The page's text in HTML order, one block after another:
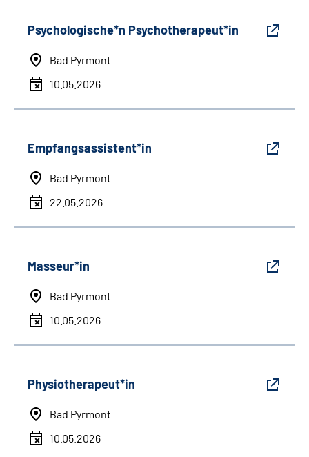
Psychologische*n Psychotherapeut*in
Bad Pyrmont
10.05.2026
Empfangsassistent*in
Bad Pyrmont
22.05.2026
Masseur*in
Bad Pyrmont
10.05.2026
Physiotherapeut*in
Bad Pyrmont
10.05.2026